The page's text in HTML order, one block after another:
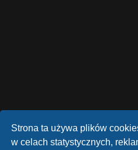
Strona ta używa plików
w celach statystycznych,